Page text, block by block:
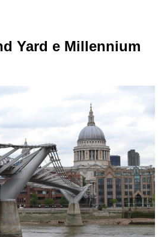
Yard e Millennium